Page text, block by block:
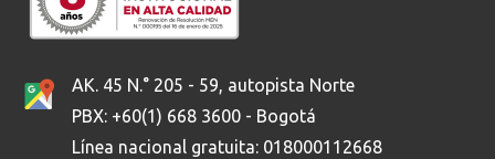
AK. 45 N.° 205 - 59, autopista Norte
PBX: +60(1) 668 3600 - Bogotá
Línea nacional gratuita: 018000112668